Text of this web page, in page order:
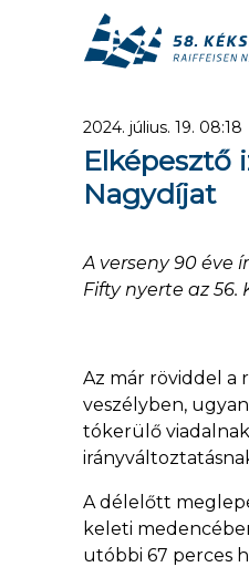
2024. július. 19. 08:18
Elképesztő
Nagydíjat
A verseny 90 éve
Fifty nyerte az 56.
Az már röviddel a
veszélyben,
tókerülő
A délelőtt
keleti
utóbbi 67 perces